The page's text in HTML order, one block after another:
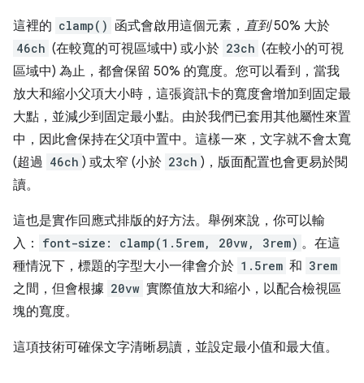
這裡的 clamp() 函式會啟用這個元素， 直到50% 大於
46ch (在較寬的可視區域中) 或小於 23ch (在較小的可視
區域中) 為止，都會保留 50% 的寬度。您可以看到，當我
放大和縮小父項大小時，這張資訊卡的寬度會增加到固定最
大點，並減少到固定最小點。由於我們已套用其他屬性來置
中，因此會保持在父項中置中。這樣一來，文字就不會太寬
(超過 46ch ) 或太窄 (小於 23ch )，版面配置也會更易於閱
讀。
這也是實作回應式排版的好方法。舉例來說，你可以輸
入：
font-size: clamp(1.5rem, 20vw, 3rem) 。在這
種情況下，標題的字型大小一律會介於 1.5rem 和 3rem
之間，但會根據 20vw 實際值放大和縮小，以配合檢視區
塊的寬度。
這項技術可確保文字清晰易讀，並設定最小值和最大值。